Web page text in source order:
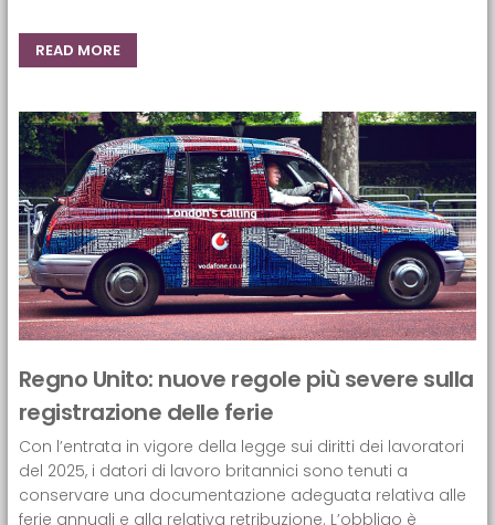
READ MORE
Regno Unito: nuove regole più severe sulla
registrazione delle ferie
Con l’entrata in vigore della legge sui diritti dei lavoratori
del 2025, i datori di lavoro britannici sono tenuti a
conservare una documentazione adeguata relativa alle
ferie annuali e alla relativa retribuzione. L’obbligo è